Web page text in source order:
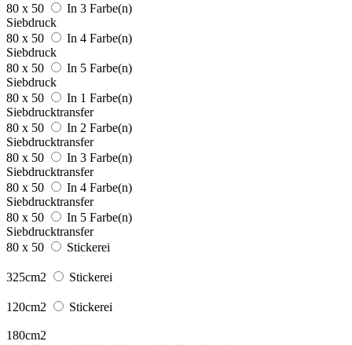
80 x 50
In 3 Farbe(n)
Siebdruck
80 x 50
In 4 Farbe(n)
Siebdruck
80 x 50
In 5 Farbe(n)
Siebdruck
80 x 50
In 1 Farbe(n)
Siebdrucktransfer
80 x 50
In 2 Farbe(n)
Siebdrucktransfer
80 x 50
In 3 Farbe(n)
Siebdrucktransfer
80 x 50
In 4 Farbe(n)
Siebdrucktransfer
80 x 50
In 5 Farbe(n)
Siebdrucktransfer
80 x 50
Stickerei
325cm2 Stickerei
120cm2 Stickerei
180cm2